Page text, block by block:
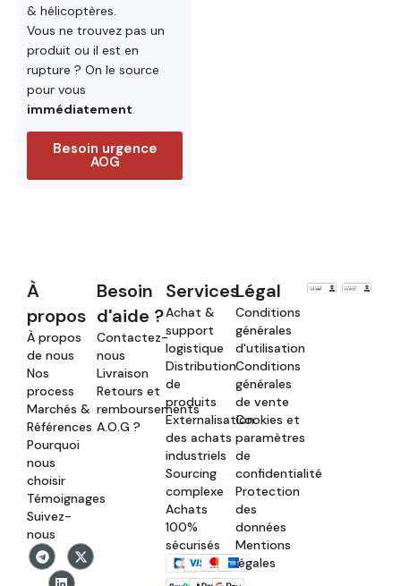
& hélicoptères.
Vous ne trouvez pas un
produit ou il est en
rupture ? On le source
pour vous
immédiatement.
Besoin urgence
AOG
À
propos
À propos
de nous
Nos
process
Marchés &
Références
Pourquoi
nous
choisir
Témoignages
Suivez-
nous
Besoin
d'aide ?
Contactez-
nous
Livraison
Retours et
remboursements
A.O.G ?
Services
Achat &
support
logistique
Distribution
de
produits
Externalisation
des achats
industriels
Sourcing
complexe
Achats
100%
sécurisés
Légal
Conditions
générales
d'utilisation
Conditions
générales
de vente
Cookies et
paramètres
de
confidentialité
Protection
des
données
Mentions
légales